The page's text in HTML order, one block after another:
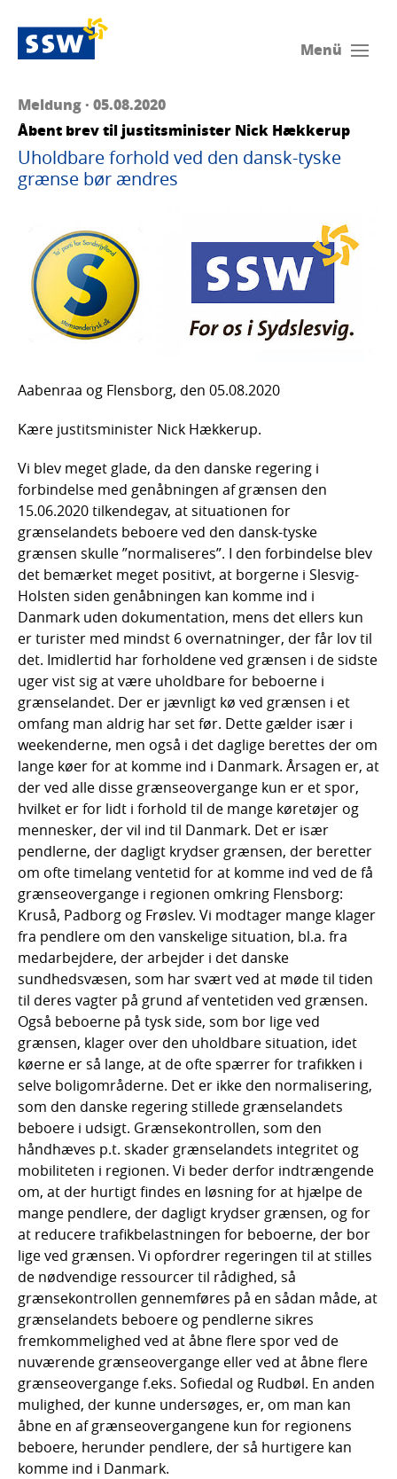
Menü
Meldung · 05.08.2020
Åbent brev til justitsminister Nick Hækkerup
Uholdbare forhold ved den dansk-tyske
grænse bør ændres
Aabenraa og Flensborg, den 05.08.2020
Kære justitsminister Nick Hækkerup.
Vi blev meget glade, da den danske regering i
forbindelse med genåbningen af grænsen den
15.06.2020 tilkendegav, at situationen for
grænselandets beboere ved den dansk-tyske
grænsen skulle ”normaliseres”. I den forbindelse blev
det bemærket meget positivt, at borgerne i Slesvig-
Holsten siden genåbningen kan komme ind i
Danmark uden dokumentation, mens det ellers kun
er turister med mindst 6 overnatninger, der får lov til
det. Imidlertid har forholdene ved grænsen i de sidste
uger vist sig at være uholdbare for beboerne i
grænselandet. Der er jævnligt kø ved grænsen i et
omfang man aldrig har set før. Dette gælder især i
weekenderne, men også i det daglige berettes der om
lange køer for at komme ind i Danmark. Årsagen er, at
der ved alle disse grænseovergange kun er et spor,
hvilket er for lidt i forhold til de mange køretøjer og
mennesker, der vil ind til Danmark. Det er især
pendlerne, der dagligt krydser grænsen, der beretter
om ofte timelang ventetid for at komme ind ved de få
grænseovergange i regionen omkring Flensborg:
Kruså, Padborg og Frøslev. Vi modtager mange klager
fra pendlere om den vanskelige situation, bl.a. fra
medarbejdere, der arbejder i det danske
sundhedsvæsen, som har svært ved at møde til tiden
til deres vagter på grund af ventetiden ved grænsen.
Også beboerne på tysk side, som bor lige ved
grænsen, klager over den uholdbare situation, idet
køerne er så lange, at de ofte spærrer for trafikken i
selve boligområderne. Det er ikke den normalisering,
som den danske regering stillede grænselandets
beboere i udsigt. Grænsekontrollen, som den
håndhæves p.t. skader grænselandets integritet og
mobiliteten i regionen. Vi beder derfor indtrængende
om, at der hurtigt findes en løsning for at hjælpe de
mange pendlere, der dagligt krydser grænsen, og for
at reducere trafikbelastningen for beboerne, der bor
lige ved grænsen. Vi opfordrer regeringen til at stilles
de nødvendige ressourcer til rådighed, så
grænsekontrollen gennemføres på en sådan måde, at
grænselandets beboere og pendlerne sikres
fremkommelighed ved at åbne flere spor ved de
nuværende grænseovergange eller ved at åbne flere
grænseovergange f.eks. Sofiedal og Rudbøl. En anden
mulighed, der kunne undersøges, er, om man kan
åbne en af grænseovergangene kun for regionens
beboere, herunder pendlere, der så hurtigere kan
komme ind i Danmark.